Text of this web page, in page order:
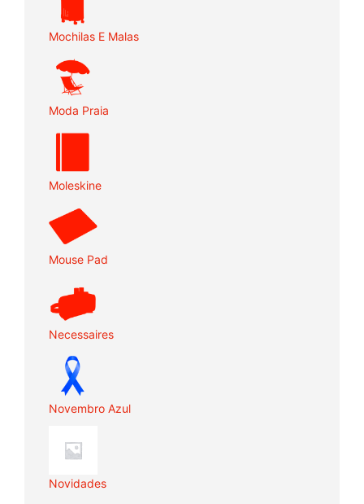
Mochilas E Malas
Moda Praia
Moleskine
Mouse Pad
Necessaires
Novembro Azul
Novidades